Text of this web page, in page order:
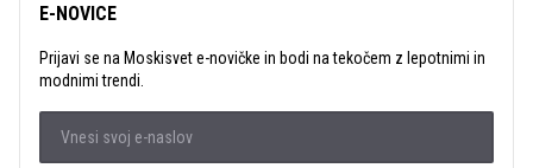
E-NOVICE
Prijavi se na Moskisvet e-novičke in bodi na tekočem z lepotnimi in
modnimi trendi.